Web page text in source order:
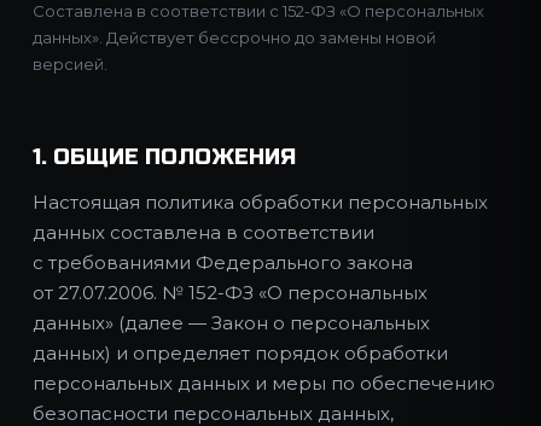
Составлена в соответствии с 152-ФЗ «О персональных
данных». Действует бессрочно до замены новой
версией.
1. ОБЩИЕ ПОЛОЖЕНИЯ
Настоящая политика обработки персональных
данных составлена в соответствии
с требованиями Федерального закона
от 27.07.2006. № 152-ФЗ «О персональных
данных» (далее — Закон о персональных
данных) и определяет порядок обработки
персональных данных и меры по обеспечению
безопасности персональных данных,